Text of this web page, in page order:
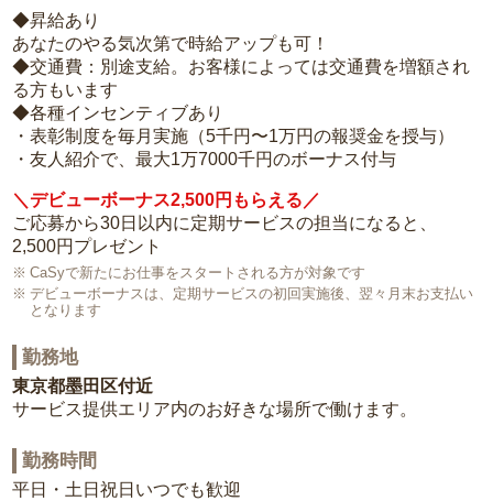
◆昇給あり
あなたのやる気次第で時給アップも可！
◆交通費：別途支給。お客様によっては交通費を増額され
る方もいます
◆各種インセンティブあり
・表彰制度を毎月実施（5千円〜1万円の報奨金を授与）
・友人紹介で、最大1万7000千円のボーナス付与
＼デビューボーナス2,500円もらえる／
ご応募から30日以内に定期サービスの担当になると、
2,500円プレゼント
CaSyで新たにお仕事をスタートされる方が対象です
デビューボーナスは、定期サービスの初回実施後、翌々月末お支払い
となります
勤務地
東京都墨田区付近
サービス提供エリア内のお好きな場所で働けます。
勤務時間
平日・土日祝日いつでも歓迎